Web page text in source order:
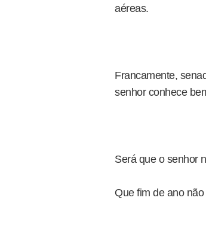
aéreas.
Francamente,
senhor conhece
Será que o senhor
Que fim de ano